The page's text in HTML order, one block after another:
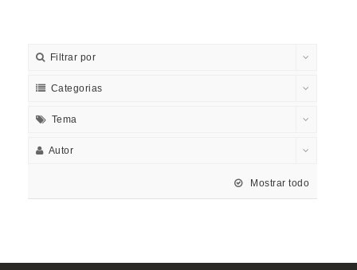
Filtrar por
Categorias
Tema
Autor
Mostrar todo